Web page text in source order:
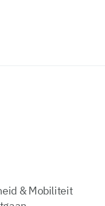
& Mobiliteit